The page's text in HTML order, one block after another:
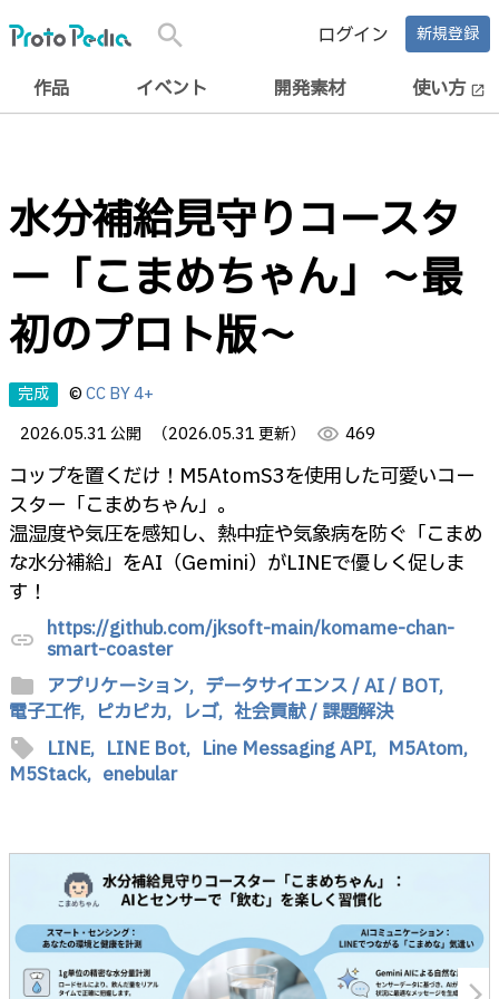
search ログイン 新規登録
作品 イベント 開発素材 使い方 open_in_new
水分補給見守りコースタ
ー「こまめちゃん」〜最
初のプロト版〜
完成 ©CC BY 4+
2026.05.31 公開
（2026.05.31 更新） visibility 469
コップを置くだけ！M5AtomS3を使用した可愛いコー
スター「こまめちゃん」。
温湿度や気圧を感知し、熱中症や気象病を防ぐ「こまめ
な水分補給」をAI（Gemini）がLINEで優しく促しま
す！
link https://github.com/jksoft-main/komame-chan-
smart-coaster
folder アプリケーション, データサイエンス / AI / BOT,
電子工作, ピカピカ, レゴ, 社会貢献 / 課題解決
sell LINE, LINE Bot, Line Messaging API, M5Atom,
M5Stack, enebular